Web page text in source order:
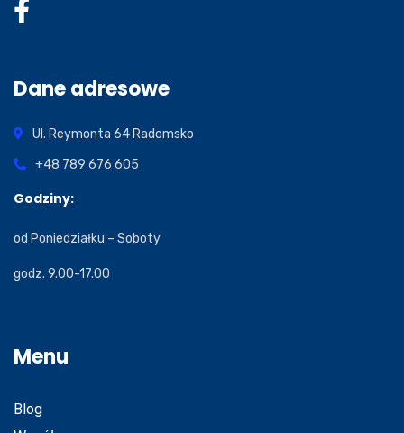
Dane adresowe
Ul. Reymonta 64 Radomsko
+48 789 676 605
Godziny:
od Poniedziałku – Soboty
godz. 9.00-17.00
Menu
Blog